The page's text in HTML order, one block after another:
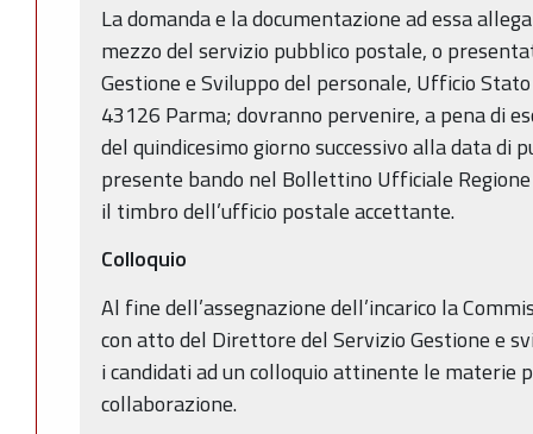
La domanda e la documentazione ad essa
mezzo del servizio pubblico postale, o
Gestione e Sviluppo del personale, Ufficio
43126 Parma; dovranno pervenire, a pena di
del quindicesimo giorno successivo alla data di
presente bando nel Bollettino Ufficiale
il timbro dell’ufficio postale accettante.
Colloquio
Al fine dell’assegnazione dell’incarico la
con atto del Direttore del Servizio Gestione e
i candidati ad un colloquio attinente le materie
collaborazione.